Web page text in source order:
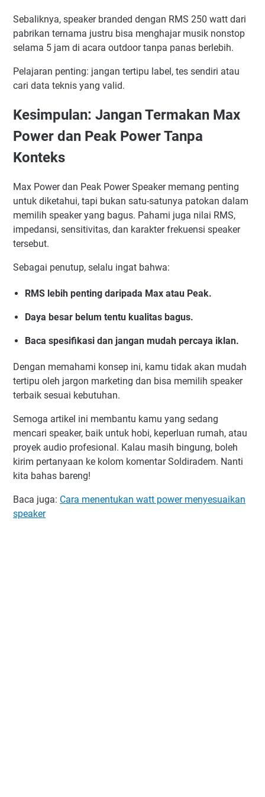
Sebaliknya, speaker branded dengan RMS 250 watt dari
pabrikan ternama justru bisa menghajar musik nonstop
selama 5 jam di acara outdoor tanpa panas berlebih.
Pelajaran penting: jangan tertipu label, tes sendiri atau
cari data teknis yang valid.
Kesimpulan: Jangan Termakan Max
Power dan Peak Power Tanpa
Konteks
Max Power dan Peak Power Speaker memang penting
untuk diketahui, tapi bukan satu-satunya patokan dalam
memilih speaker yang bagus. Pahami juga nilai RMS,
impedansi, sensitivitas, dan karakter frekuensi speaker
tersebut.
Sebagai penutup, selalu ingat bahwa:
RMS lebih penting daripada Max atau Peak.
Daya besar belum tentu kualitas bagus.
Baca spesifikasi dan jangan mudah percaya iklan.
Dengan memahami konsep ini, kamu tidak akan mudah
tertipu oleh jargon marketing dan bisa memilih speaker
terbaik sesuai kebutuhan.
Semoga artikel ini membantu kamu yang sedang
mencari speaker, baik untuk hobi, keperluan rumah, atau
proyek audio profesional. Kalau masih bingung, boleh
kirim pertanyaan ke kolom komentar Soldiradem. Nanti
kita bahas bareng!
Baca juga: Cara menentukan watt power menyesuaikan
speaker